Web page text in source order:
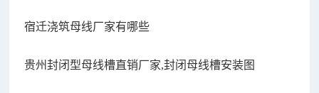
宿迁浇筑母线厂家有哪些
贵州封闭型母线槽直销厂家,封闭母线槽安装图